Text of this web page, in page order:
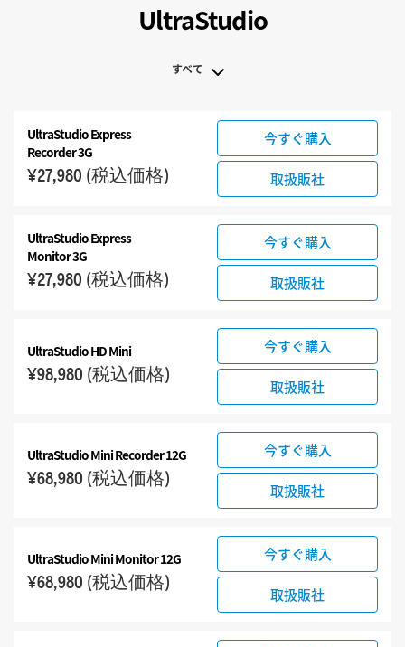
UltraStudio
すべて
UltraStudio Express
UltraStudio HD Mini
UltraStudio 4K
UltraStudio Express
Recorder 3G
¥27,980 (税込価格)
今すぐ購入
取扱販社
UltraStudio Express
Monitor 3G
¥27,980 (税込価格)
今すぐ購入
取扱販社
UltraStudio HD Mini
¥98,980 (税込価格)
今すぐ購入
取扱販社
UltraStudio Mini Recorder 12G
¥68,980 (税込価格)
今すぐ購入
取扱販社
UltraStudio Mini Monitor 12G
¥68,980 (税込価格)
今すぐ購入
取扱販社